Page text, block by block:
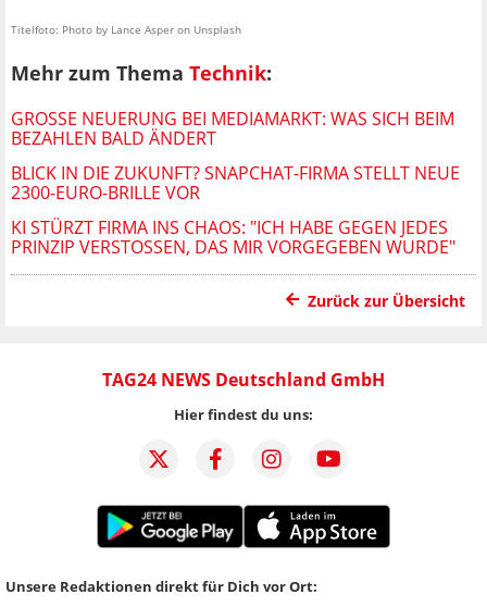
Titelfoto: Photo by Lance Asper on Unsplash
Mehr zum Thema Technik:
GROSSE NEUERUNG BEI MEDIAMARKT: WAS SICH BEIM B
EZAHLEN BALD ÄNDERT
BLICK IN DIE ZUKUNFT? SNAPCHAT-FIRMA STELLT NEUE
2300-EURO-BRILLE VOR
KI STÜRZT FIRMA INS CHAOS: "ICH HABE GEGEN JEDES
PRINZIP VERSTOSSEN, DAS MIR VORGEGEBEN WURDE"
Zurück zur Übersicht
TAG24 NEWS Deutschland GmbH
Hier findest du uns:
Unsere Redaktionen direkt für Dich vor Ort: